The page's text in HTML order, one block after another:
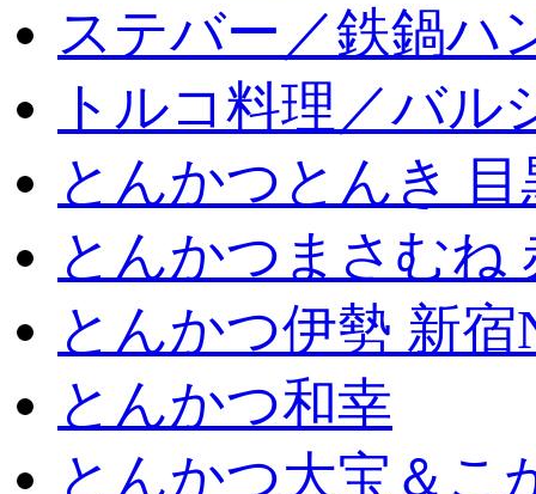
ステバー／鉄鍋ハ
トルコ料理／バル
とんかつとんき
とんかつまさむね
とんかつ伊勢 新宿
とんかつ和幸
とんかつ大宝＆こ